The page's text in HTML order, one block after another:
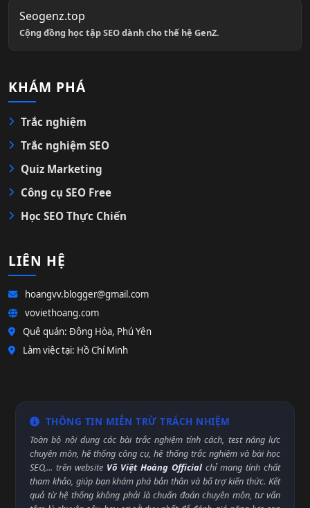
Seogenz.top
Cộng đồng học tập SEO dành cho thế hệ GenZ.
KHÁM PHÁ
Trắc nghiệm
Trắc nghiệm SEO
Quiz Marketing
Công cụ SEO Free
Học SEO Thực Chiến
LIÊN HỆ
hoangvv.blogger@gmail.com
voviethoang.com
Quê quán: Đông Hòa, Phú Yên
Làm việc tại: Hồ Chí Minh
THÔNG TIN MIỄN TRỪ TRÁCH NHIỆM
Toàn bộ nội dung các bài trắc nghiệm tính cách, test năng lực
chuyên môn, hệ thống công cụ, hệ thống trắc nghiệm và bài học
SEO,... trên website Võ Việt Hoàng Official chỉ mang tính chất
tham khảo, giúp bạn khám phá bản thân và bổ trợ kiến thức. Kết
quả từ hệ thống không phải là chuẩn đoán chuyên môn, tư vấn